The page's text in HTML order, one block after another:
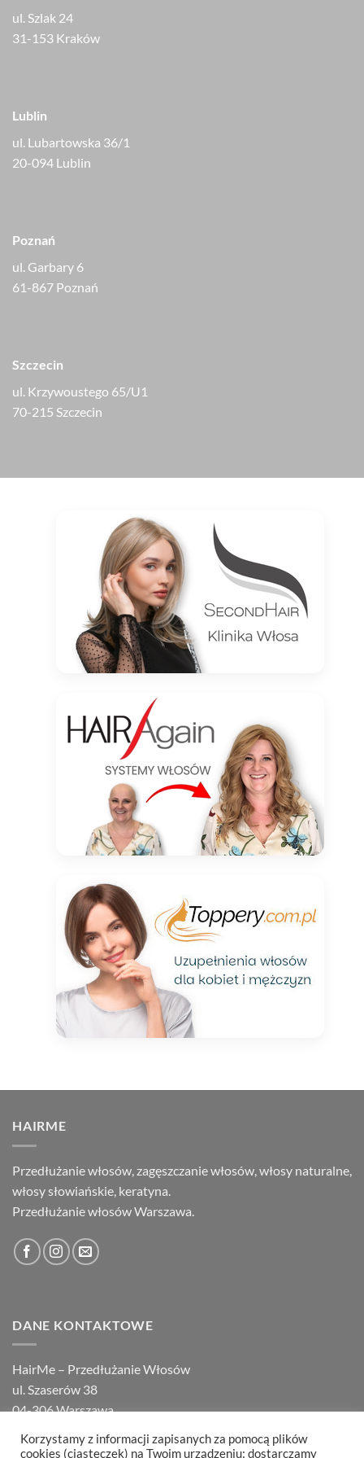
ul. Szlak 24
31-153 Kraków
Lublin
ul. Lubartowska 36/1
20-094 Lublin
Poznań
ul. Garbary 6
61-867 Poznań
Szczecin
ul. Krzywoustego 65/U1
70-215 Szczecin
HAIRME
Przedłużanie włosów, zagęszczanie włosów, włosy naturalne,
włosy słowiańskie, keratyna.
Przedłużanie włosów Warszawa.
DANE KONTAKTOWE
HairMe – Przedłużanie Włosów
ul. Szaserów 38
04-306 Warszawa
Korzystamy z informacji zapisanych za pomocą plików
cookies (ciasteczek) na Twoim urządzeniu: dostarczamy